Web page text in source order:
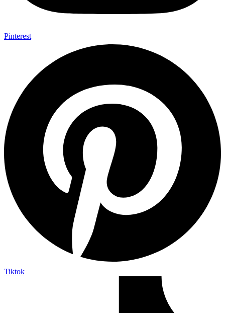
Pinterest
Tiktok